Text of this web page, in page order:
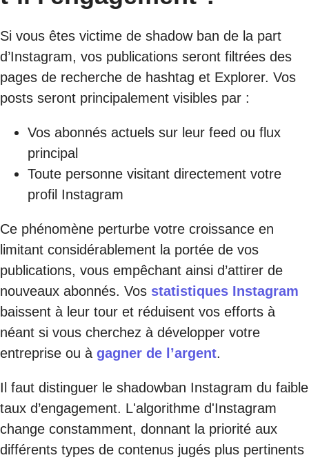
Si vous êtes victime de shadow ban de la part
d’Instagram, vos publications seront filtrées des
pages de recherche de hashtag et Explorer. Vos
posts seront principalement visibles par :
Vos abonnés actuels sur leur feed ou flux
principal
Toute personne visitant directement votre
profil Instagram
Ce phénomène perturbe votre croissance en
limitant considérablement la portée de vos
publications, vous empêchant ainsi d’attirer de
nouveaux abonnés. Vos statistiques Instagram
baissent à leur tour et réduisent vos efforts à
néant si vous cherchez à développer votre
entreprise ou à gagner de l’argent.
Il faut distinguer le shadowban Instagram du faible
taux d’engagement. L'algorithme d'Instagram
change constamment, donnant la priorité aux
différents types de contenus jugés plus pertinents